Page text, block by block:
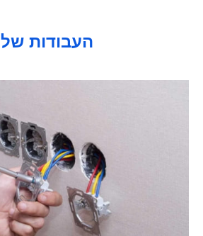
העבודות